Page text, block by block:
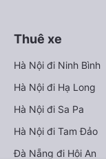
Thuê xe
Hà Nội đi Ninh Bình
Hà Nội đi Hạ Long
Hà Nội đi Sa Pa
Hà Nội đi Tam Đảo
Đà Nẵng đi Hội An